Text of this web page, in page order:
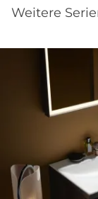
Weitere